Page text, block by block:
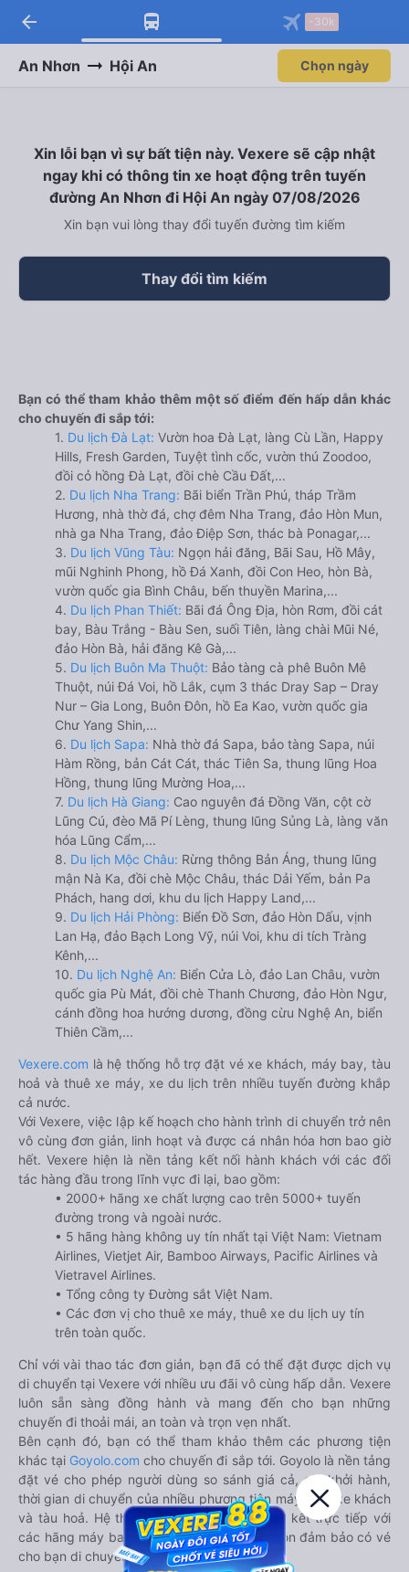
Tải app Vexere ngay!
Nhận ưu đãi thành viên độc
Mở app
Tải app Vexere
-30k/ghế khi đặt vé máy bay qua
Mở app
arrow_back -30k
An Nhơn Hội An Chọn ngày
Xin lỗi bạn vì sự bất tiện này. Vexere sẽ cập nhật
ngay khi có thông tin xe hoạt động trên tuyến
đường An Nhơn đi Hội An ngày 07/08/2026
Xin bạn vui lòng thay đổi tuyến đường tìm kiếm
Thay đổi tìm kiếm
Bạn có thể tham khảo thêm một số điểm đến hấp dẫn khác
cho chuyến đi sắp tới:
1. Du lịch Đà Lạt: Vườn hoa Đà Lạt, làng Cù Lần, Happy
Hills, Fresh Garden, Tuyệt tình cốc, vườn thú Zoodoo,
đồi cỏ hồng Đà Lạt, đồi chè Cầu Đất,...
2. Du lịch Nha Trang: Bãi biển Trần Phú, tháp Trầm
Hương, nhà thờ đá, chợ đêm Nha Trang, đảo Hòn Mun,
nhà ga Nha Trang, đảo Điệp Sơn, thác bà Ponagar,...
3. Du lịch Vũng Tàu: Ngọn hải đăng, Bãi Sau, Hồ Mây,
mũi Nghinh Phong, hồ Đá Xanh, đồi Con Heo, hòn Bà,
vườn quốc gia Bình Châu, bến thuyền Marina,...
4. Du lịch Phan Thiết: Bãi đá Ông Địa, hòn Rơm, đồi cát
bay, Bàu Trắng - Bàu Sen, suối Tiên, làng chài Mũi Né,
đảo Hòn Bà, hải đăng Kê Gà,...
5. Du lịch Buôn Ma Thuột: Bảo tàng cà phê Buôn Mê
Thuột, núi Đá Voi, hồ Lắk, cụm 3 thác Dray Sap – Dray
Nur – Gia Long, Buôn Đôn, hồ Ea Kao, vườn quốc gia
Chư Yang Shin,...
6. Du lịch Sapa: Nhà thờ đá Sapa, bảo tàng Sapa, núi
Hàm Rồng, bản Cát Cát, thác Tiên Sa, thung lũng Hoa
Hồng, thung lũng Mường Hoa,...
7. Du lịch Hà Giang: Cao nguyên đá Đồng Văn, cột cờ
Lũng Cú, đèo Mã Pí Lèng, thung lũng Sủng Là, làng văn
hóa Lũng Cẩm,...
8. Du lịch Mộc Châu: Rừng thông Bản Áng, thung lũng
mận Nà Ka, đồi chè Mộc Châu, thác Dải Yếm, bản Pa
Phách, hang dơi, khu du lịch Happy Land,...
9. Du lịch Hải Phòng: Biển Đồ Sơn, đảo Hòn Dấu, vịnh
Lan Hạ, đảo Bạch Long Vỹ, núi Voi, khu di tích Tràng
Kênh,...
10. Du lịch Nghệ An: Biển Cửa Lò, đảo Lan Châu, vườn
quốc gia Pù Mát, đồi chè Thanh Chương, đảo Hòn Ngư,
cánh đồng hoa hướng dương, đồng cừu Nghệ An, biển
Thiên Cầm,...
Vexere.com là hệ thống hỗ trợ đặt vé xe khách, máy bay, tàu
hoả và thuê xe máy, xe du lịch trên nhiều tuyến đường khắp
cả nước.
Với Vexere, việc lập kế hoạch cho hành trình di chuyển trở nên
vô cùng đơn giản, linh hoạt và được cá nhân hóa hơn bao giờ
hết. Vexere hiện là nền tảng kết nối hành khách với các đối
tác hàng đầu trong lĩnh vực đi lại, bao gồm:
• 2000+ hãng xe chất lượng cao trên 5000+ tuyến
đường trong và ngoài nước.
• 5 hãng hàng không uy tín nhất tại Việt Nam: Vietnam
Airlines, Vietjet Air, Bamboo Airways, Pacific Airlines và
Vietravel Airlines.
• Tổng công ty Đường sắt Việt Nam.
• Các đơn vị cho thuê xe máy, thuê xe du lịch uy tín
trên toàn quốc.
Chỉ với vài thao tác đơn giản, bạn đã có thể đặt được dịch vụ
di chuyển tại Vexere với nhiều ưu đãi vô cùng hấp dẫn. Vexere
luôn sẵn sàng đồng hành và mang đến cho bạn những
chuyến đi thoải mái, an toàn và trọn vẹn nhất.
Bên cạnh đó, bạn có thể tham khảo thêm các phương tiện
khác tại Goyolo.com cho chuyến đi sắp tới. Goyolo là nền tảng
đặt vé cho phép người dùng so sánh giá cả, giờ khởi hành,
thời gian di chuyển của nhiều phương tiện máy bay, xe khách
và tàu hoả. Hệ thống của Goyolo được liên kết trực tiếp với
các hãng máy bay, xe khách và tàu hoả, luôn đảm bảo có vé
cho bạn di chuyển.